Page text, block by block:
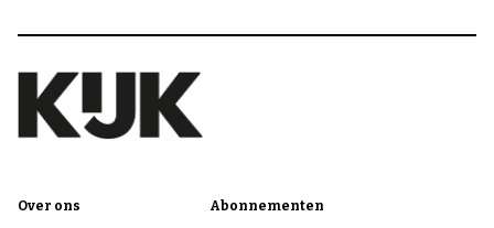
Over ons Abonnementen